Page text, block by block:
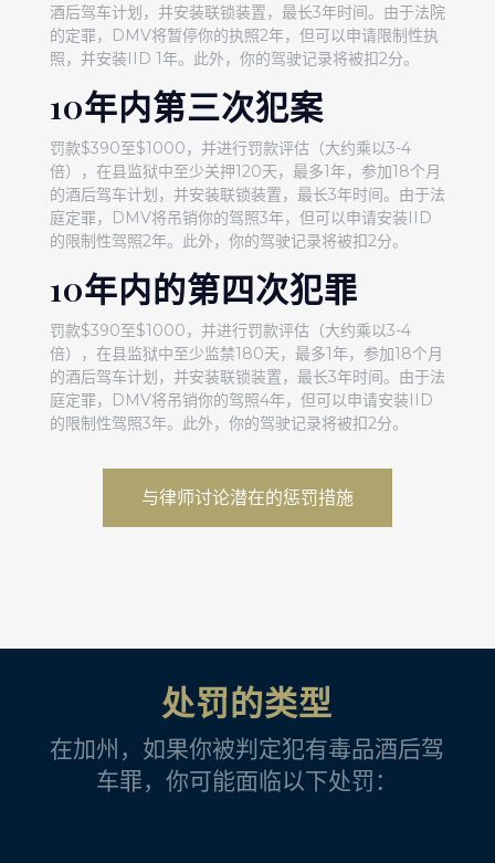
酒后驾车计划，并安装联锁装置，最长3年时间。由于法院
的定罪，DMV将暂停你的执照2年，但可以申请限制性执
照，并安装IID 1年。此外，你的驾驶记录将被扣2分。
10年内第三次犯案
罚款$390至$1000，并进行罚款评估（大约乘以3-4
倍），在县监狱中至少关押120天，最多1年，参加18个月
的酒后驾车计划，并安装联锁装置，最长3年时间。由于法
庭定罪，DMV将吊销你的驾照3年，但可以申请安装IID
的限制性驾照2年。此外，你的驾驶记录将被扣2分。
10年内的第四次犯罪
罚款$390至$1000，并进行罚款评估（大约乘以3-4
倍），在县监狱中至少监禁180天，最多1年，参加18个月
的酒后驾车计划，并安装联锁装置，最长3年时间。由于法
庭定罪，DMV将吊销你的驾照4年，但可以申请安装IID
的限制性驾照3年。此外，你的驾驶记录将被扣2分。
与律师讨论潜在的惩罚措施
处罚的类型
在加州，如果你被判定犯有毒品酒后驾
车罪，你可能面临以下处罚：